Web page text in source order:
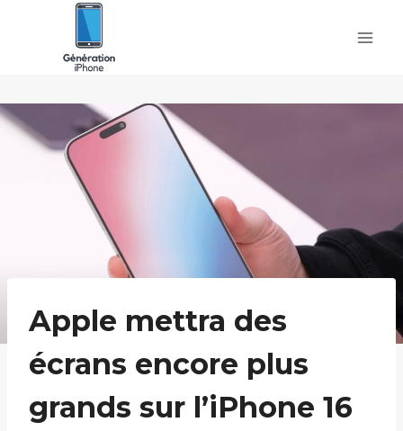
Apple mettra des
écrans encore plus
grands sur l’iPhone 16